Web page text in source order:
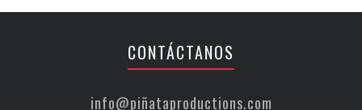
CONTÁCTANOS
info@piñataproductions.com